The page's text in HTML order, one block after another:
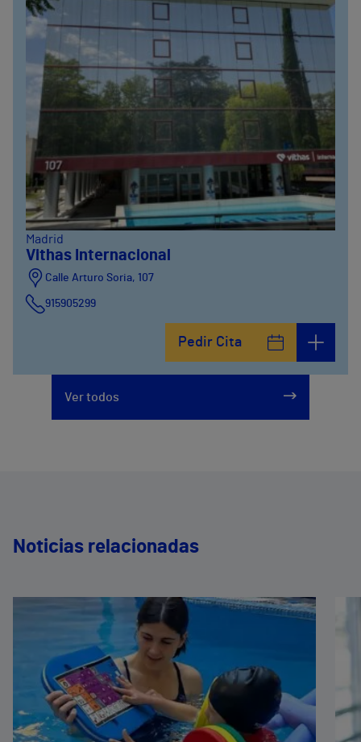
Madrid
Vithas Internacional
Calle Arturo Soria, 107
915905299
Pedir Cita
Ver todos
Noticias relacionadas